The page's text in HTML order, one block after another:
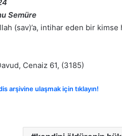
Semüre
(sav)’a, intihar eden bir
Cenaiz 61, (3185)
arşivine ulaşmak için tıklayın!